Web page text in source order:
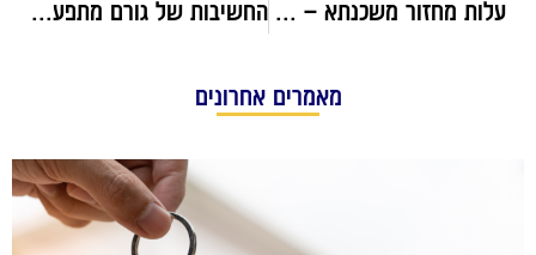
עלות מחזור משכנתא – כל מה שחשוב לדעת לפני שממחזרים
החשיבות של גורם מתפעל פנסיוני לגיוס עובדים ולהגברת המוטיבציה של העובדים בארגון
מאמרים אחרונים